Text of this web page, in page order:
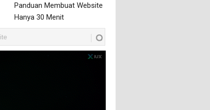
Panduan Membuat Website
Hanya 30 Menit